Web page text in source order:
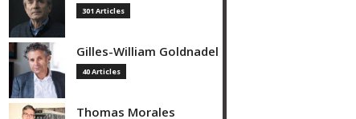
301 Articles
Gilles-William Goldnadel
40 Articles
Thomas Morales